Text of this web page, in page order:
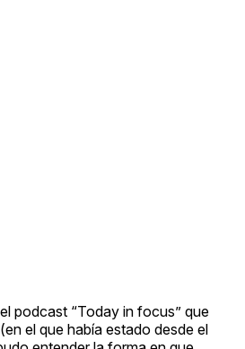
podcast “Today in focus” que
el que había estado desde el